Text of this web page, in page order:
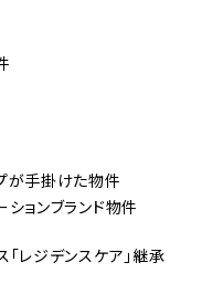
が手掛けた物件
ョンブランド物件
レジデンスケア」継承